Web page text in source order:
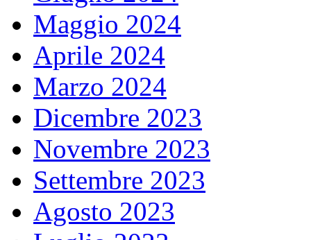
Maggio 2024
Aprile 2024
Marzo 2024
Dicembre 2023
Novembre 2023
Settembre 2023
Agosto 2023